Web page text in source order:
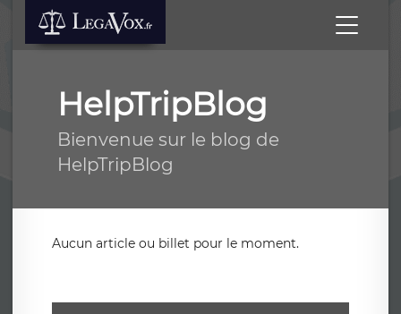
HelpTripBlog
Bienvenue sur le blog de
HelpTripBlog
Aucun article ou billet pour le moment.